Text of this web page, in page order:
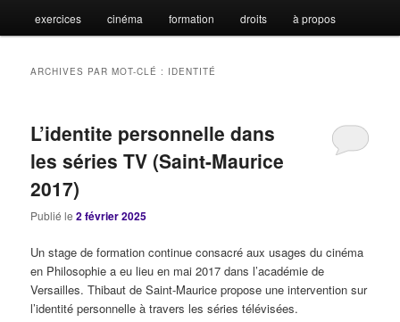
exercices cinéma formation droits à propos
ARCHIVES PAR MOT-CLÉ : IDENTITÉ
L’identite personnelle dans
les séries TV (Saint-Maurice
2017)
Publié le2 février 2025
Un stage de formation continue consacré aux usages du cinéma
en Philosophie a eu lieu en mai 2017 dans l’académie de
Versailles. Thibaut de Saint-Maurice propose une intervention sur
l’identité personnelle à travers les séries télévisées.